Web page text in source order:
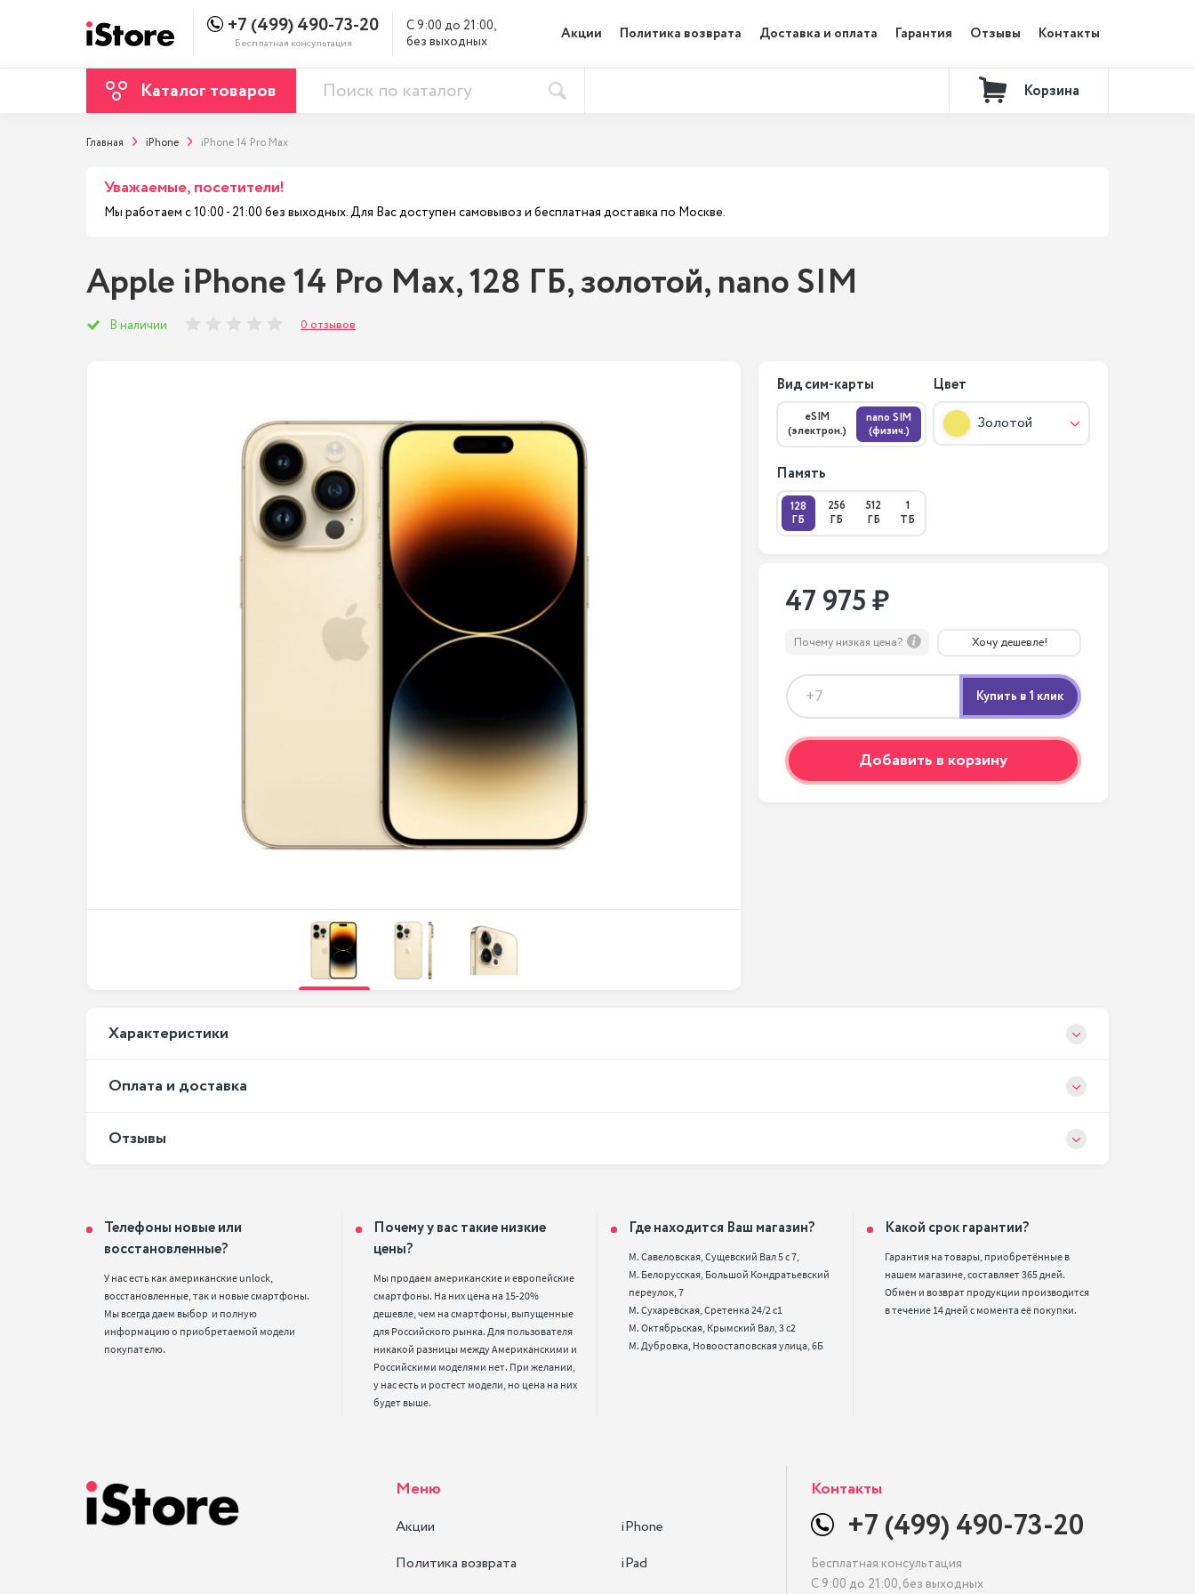
+7 (499) 490-73-20
Бесплатная консультация
С 9:00 до 21:00,
без выходных
Акции Политика возврата Доставка и оплата Гарантия Отзывы Контакты
Каталог товаров Корзина
Главная iPhone iPhone 14 Pro Max
Уважаемые, посетители!
Мы работаем с 10:00 - 21:00 без выходных. Для Вас доступен самовывоз и бесплатная доставка по Москве.
Apple iPhone 14 Pro Max, 128 ГБ, золотой, nano SIM
В наличии 0 отзывов
Вид сим-карты
eSIM
(электрон.)
nano SIM
(физич.)
Цвет
Золотой
Память
128
ГБ
256
ГБ
512
ГБ
1
ТБ
47 975 ₽
Почему низкая цена? Хочу дешевле!
Добавить в корзину
Xарактеристики
Оплата и доставка
Отзывы
Телефоны новые или
восстановленные?
У нас есть как американские unlock,
восстановленные, так и новые смартфоны.
Мы всегда даем выбор  и полную
информацию о приобретаемой модели
покупателю.
Почему у вас такие низкие
цены?
Мы продаем американские и европейские
смартфоны. На них цена на 15-20%
дешевле, чем на смартфоны, выпущенные
для Российского рынка. Для пользователя
никакой разницы между Американскими и
Российскими моделями нет. При желании,
у нас есть и ростест модели, но цена на них
будет выше.
Где находится Ваш магазин?
М. Савеловская, Сущевский Вал 5 с 7,
М. Белорусская, Большой Кондратьевский
переулок, 7
М. Сухаревская, Сретенка 24/2 с1
М. Октябрьская, Крымский Вал, 3 с2
Какой срок гарантии?
Гарантия на товары, приобретённые в
нашем магазине, составляет 365 дней.
Обмен и возврат продукции производится
в течение 14 дней с момента её покупки.
Меню
Акции
Политика возврата
iPhone
iPad
Контакты
+7 (499) 490-73-20
Бесплатная консультация
С 9:00 до 21:00, без выходных